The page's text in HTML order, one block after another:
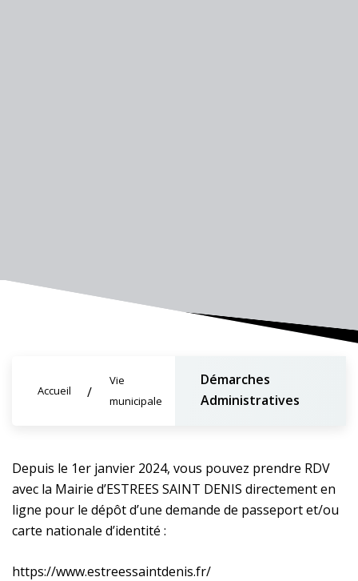
Accueil
Vie
municipale
Démarches
Administratives
Depuis le 1er janvier 2024, vous pouvez prendre RDV
avec la Mairie d’ESTREES SAINT DENIS directement en
ligne pour le dépôt d’une demande de passeport et/ou
carte nationale d’identité :
https://www.estreessaintdenis.fr/